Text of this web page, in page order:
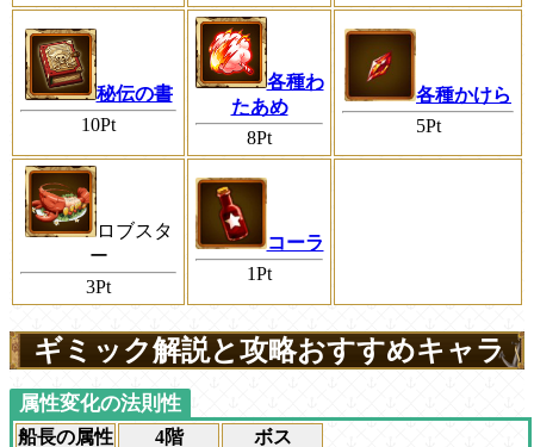
秘伝の書
10Pt
各種わ
たあめ
8Pt
各種かけら
5Pt
ロブスタ
ー
3Pt
コーラ
1Pt
ギミック解説と攻略おすすめキャラ
属性変化の法則性
船長の属性 4階 ボス